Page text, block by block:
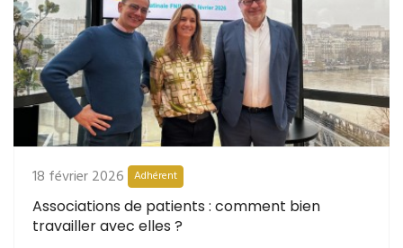
18 février 2026 Adhérent
Associations de patients : comment bien
travailler avec elles ?